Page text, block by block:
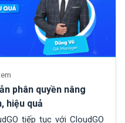
phân quyền nâng
hiệu quả
tiếp tục với CloudGO